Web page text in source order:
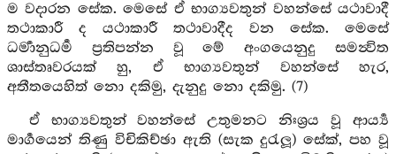
ම වදාරන සේක. මෙසේ ඒ භාග්‍යවතුන් වහන්සේ යථාවාදී
තථාකාරී ද යථාකාරී තථාවාදීද වන සේක. මෙසේ
ධර්‍මානුධර්‍ම ප්‍රතිපන්න වූ මේ අංගයෙනුදු සමන්‍විත
ශාස්තෘවරයක් හු, ඒ භාග්‍යවතුන් වහන්සේ හැර,
අතීතයෙහිත් නො දකිමු, දැනුදු නො දකිමු. (7)
ඒ භාග්‍යවතුන් වහන්සේ උතුමනට නිඃශ්‍රය වූ ආර්‍ය්‍ය
මාර්‍ගයෙන් තිණු විචිකිච්ඡා ඇති (සැක දුරැලූ) සේක්, පහ වූ